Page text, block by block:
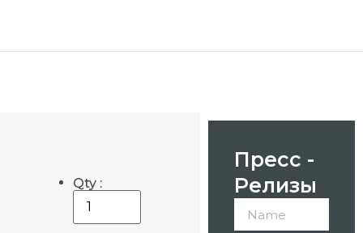
Qty :
Пресс -
Релизы